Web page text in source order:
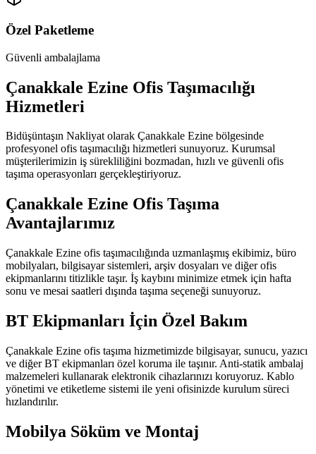
Özel Paketleme
Güvenli ambalajlama
Çanakkale Ezine Ofis Taşımacılığı
Hizmetleri
Bidüşüntaşın Nakliyat olarak Çanakkale Ezine bölgesinde
profesyonel ofis taşımacılığı hizmetleri sunuyoruz. Kurumsal
müşterilerimizin iş sürekliliğini bozmadan, hızlı ve güvenli ofis
taşıma operasyonları gerçekleştiriyoruz.
Çanakkale Ezine Ofis Taşıma
Avantajlarımız
Çanakkale Ezine ofis taşımacılığında uzmanlaşmış ekibimiz, büro
mobilyaları, bilgisayar sistemleri, arşiv dosyaları ve diğer ofis
ekipmanlarını titizlikle taşır. İş kaybını minimize etmek için hafta
sonu ve mesai saatleri dışında taşıma seçeneği sunuyoruz.
BT Ekipmanları İçin Özel Bakım
Çanakkale Ezine ofis taşıma hizmetimizde bilgisayar, sunucu, yazıcı
ve diğer BT ekipmanları özel koruma ile taşınır. Anti-statik ambalaj
malzemeleri kullanarak elektronik cihazlarınızı koruyoruz. Kablo
yönetimi ve etiketleme sistemi ile yeni ofisinizde kurulum süreci
hızlandırılır.
Mobilya Söküm ve Montaj